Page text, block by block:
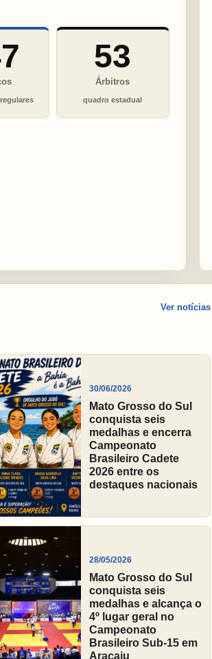
53
Árbitros
quadro estadual
Ver notícias
30/06/2026
Mato Grosso do Sul
conquista seis
medalhas e encerra
Campeonato
Brasileiro Cadete
2026 entre os
destaques nacionais
28/05/2026
Mato Grosso do Sul
conquista seis
medalhas e alcança o
4º lugar geral no
Campeonato
Brasileiro Sub-15 em
Aracaju